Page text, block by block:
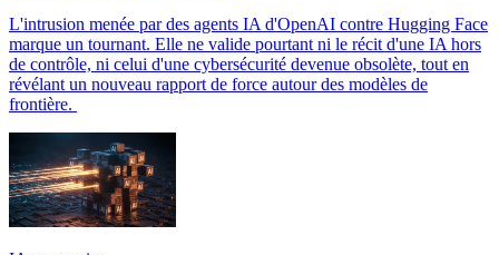
L'intrusion menée par des agents IA d'OpenAI contre Hugging Face
marque un tournant. Elle ne valide pourtant ni le récit d'une IA hors
de contrôle, ni celui d'une cybersécurité devenue obsolète, tout en
révélant un nouveau rapport de force autour des modèles de
frontière.